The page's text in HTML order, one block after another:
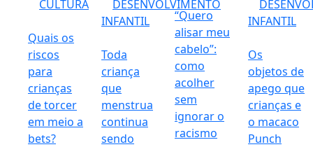
CULTURA
Quais os
riscos
para
crianças
de torcer
em meio a
bets?
DESENVOLVIMENTO
INFANTIL
Toda
criança
que
menstrua
continua
sendo
“Quero
alisar meu
cabelo”:
como
acolher
sem
ignorar o
racismo
INFANTIL
Os
objetos de
apego que
crianças e
o macaco
Punch